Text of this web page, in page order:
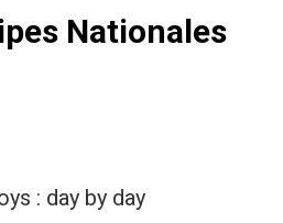
Nationales
: day by day